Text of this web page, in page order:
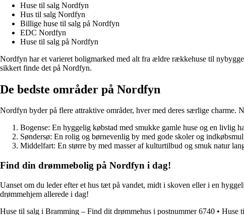
Huse til salg Nordfyn
Hus til salg Nordfyn
Billige huse til salg på Nordfyn
EDC Nordfyn
Huse til salg på Nordfyn
Nordfyn har et varieret boligmarked med alt fra ældre rækkehuse til
sikkert finde det på Nordfyn.
De bedste områder på Nordfyn
Nordfyn byder på flere attraktive områder, hver med deres særlige charme.
Bogense: En hyggelig købstad med smukke gamle huse og en livlig
Søndersø: En rolig og børnevenlig by med gode skoler og
Middelfart: En større by med masser af kulturtilbud og smuk natur
Find din drømmebolig på Nordfyn i dag!
Uanset om du leder efter et hus tæt på vandet, midt i skoven eller i en
drømmehjem allerede i dag!
Huse til salg i Bramming – Find dit drømmehus i postnummer 6740 • Huse